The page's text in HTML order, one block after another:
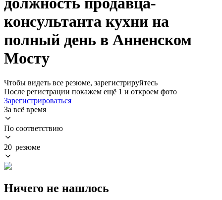
консультанта кухни на
полный день в Анненском
Мосту
Чтобы видеть все резюме, зарегистрируйтесь
После регистрации покажем ещё 1 и откроем фото
Зарегистрироваться
За всё время
По соответствию
20 резюме
Ничего не нашлось